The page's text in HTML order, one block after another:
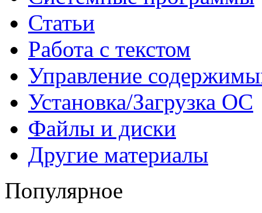
Статьи
Работа с текстом
Управление
Установка/Загрузка ОС
Файлы и диски
Другие материалы
Популярное